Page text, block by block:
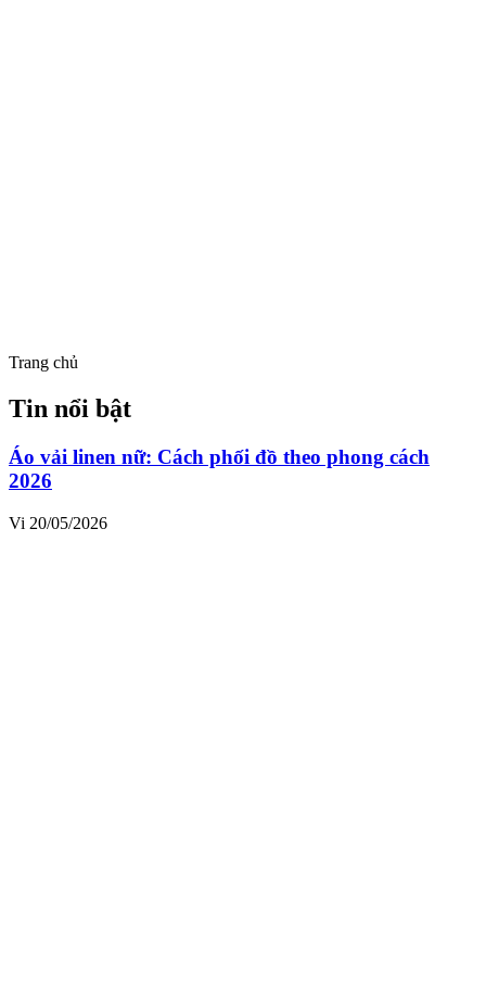
Trang chủ
Tin nổi bật
Áo vải linen nữ: Cách phối đồ theo phong cách
2026
Vi 20/05/2026